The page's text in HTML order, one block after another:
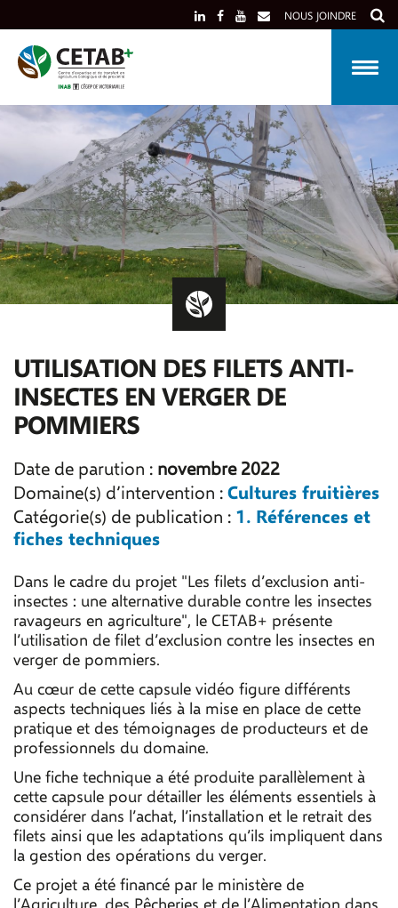
to
content
NOUS JOINDRE
UTILISATION DES FILETS ANTI-
INSECTES EN VERGER DE
POMMIERS
Date de parution : novembre 2022
Domaine(s) d’intervention : Cultures fruitières
Catégorie(s) de publication : 1. Références et
fiches techniques
Dans le cadre du projet "Les filets d’exclusion anti-
insectes : une alternative durable contre les insectes
ravageurs en agriculture", le CETAB+ présente
l’utilisation de filet d’exclusion contre les insectes en
verger de pommiers.
Au cœur de cette capsule vidéo figure différents
aspects techniques liés à la mise en place de cette
pratique et des témoignages de producteurs et de
professionnels du domaine.
Une fiche technique a été produite parallèlement à
cette capsule pour détailler les éléments essentiels à
considérer dans l’achat, l’installation et le retrait des
filets ainsi que les adaptations qu’ils impliquent dans
la gestion des opérations du verger.
Ce projet a été financé par le ministère de